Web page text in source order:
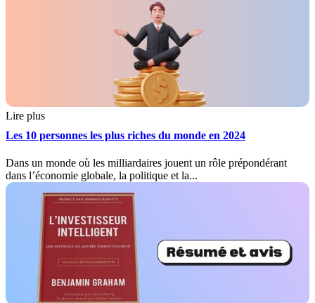
Lire plus
Les 10 personnes les plus riches du monde en 2024
Dans un monde où les milliardaires jouent un rôle prépondérant
dans l’économie globale, la politique et la...